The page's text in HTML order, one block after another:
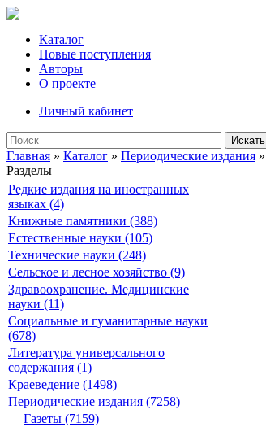
Каталог
Новые поступления
Авторы
О проекте
Личный кабинет
Искать
Главная » Каталог » Периодические издания »
Разделы
Редкие издания на иностранных
языках (4)
Книжные памятники (388)
Естественные науки (105)
Технические науки (248)
Сельское и лесное хозяйство (9)
Здравоохранение. Медицинские
науки (11)
Социальные и гуманитарные науки
(678)
Литература универсального
содержания (1)
Краеведение (1498)
Периодические издания (7258)
Газеты (7159)